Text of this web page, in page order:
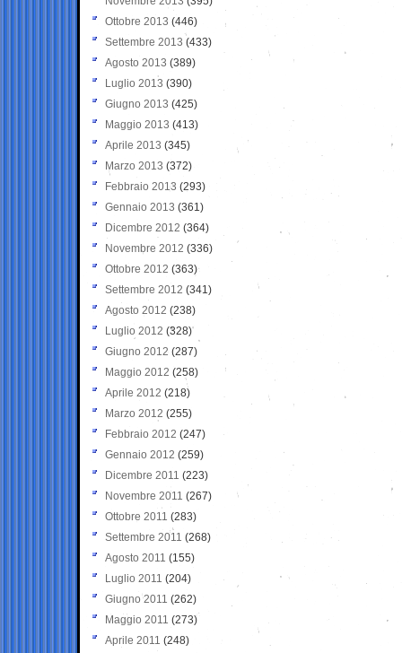
Ottobre 2013 (446)
Settembre 2013 (433)
Agosto 2013 (389)
Luglio 2013 (390)
Giugno 2013 (425)
Maggio 2013 (413)
Aprile 2013 (345)
Marzo 2013 (372)
Febbraio 2013 (293)
Gennaio 2013 (361)
Dicembre 2012 (364)
Novembre 2012 (336)
Ottobre 2012 (363)
Settembre 2012 (341)
Agosto 2012 (238)
Luglio 2012 (328)
Giugno 2012 (287)
Maggio 2012 (258)
Aprile 2012 (218)
Marzo 2012 (255)
Febbraio 2012 (247)
Gennaio 2012 (259)
Dicembre 2011 (223)
Novembre 2011 (267)
Ottobre 2011 (283)
Settembre 2011 (268)
Agosto 2011 (155)
Luglio 2011 (204)
Giugno 2011 (262)
Maggio 2011 (273)
Aprile 2011 (248)